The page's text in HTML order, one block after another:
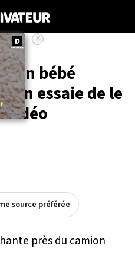
un bébé
essaie de le
vidéo
source préférée
×